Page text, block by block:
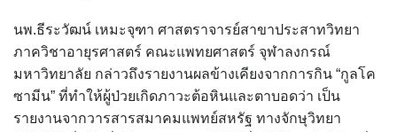
นพ.ธีระวัฒน์ เหมะจุฑา ศาสตราจารย์สาขาประสาทวิทยา
ภาควิชาอายุรศาสตร์ คณะแพทยศาสตร์ จุฬาลงกรณ์
มหาวิทยาลัย กล่าวถึงรายงานผลข้างเคียงจากการกิน “กูลโค
ซามีน” ที่ทำให้ผู้ป่วยเกิดภาวะต้อหินและตาบอดว่า เป็น
รายงานจากวารสารสมาคมแพทย์สหรัฐ ทางจักษุวิทยา